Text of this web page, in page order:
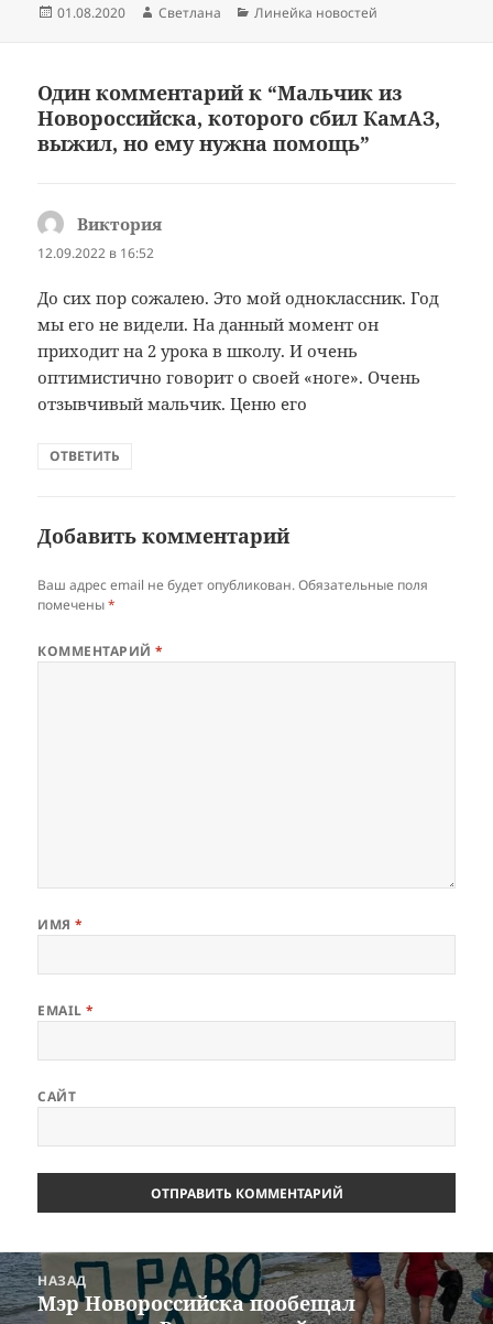
Опубликовано
01.08.2020 Автор
Светлана Рубрики
Линейка новостей
Один комментарий к “Мальчик из
Новороссийска, которого сбил КамАЗ,
выжил, но ему нужна помощь”
Виктория
12.09.2022 в 16:52
До сих пор сожалею. Это мой одноклассник. Год
мы его не видели. На данный момент он
приходит на 2 урока в школу. И очень
оптимистично говорит о своей «ноге». Очень
отзывчивый мальчик. Ценю его
ОТВЕТИТЬ
Добавить комментарий
Ваш адрес email не будет опубликован. Обязательные поля
помечены*
КОММЕНТАРИЙ*
ИМЯ*
EMAIL*
САЙТ
Навигация
по
записям
НАЗАД
Предыдущая
Мэр Новороссийска пообещал